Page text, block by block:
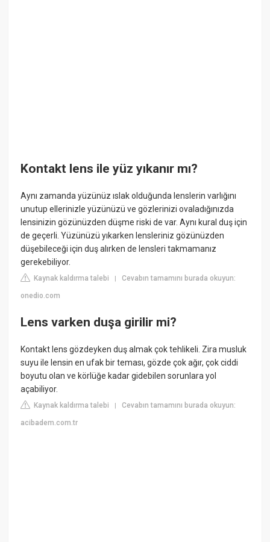
Kontakt lens ile yüz yıkanır mı?
Aynı zamanda yüzünüz ıslak olduğunda lenslerin varlığını
unutup ellerinizle yüzünüzü ve gözlerinizi ovaladığınızda
lensinizin gözünüzden düşme riski de var. Aynı kural duş için
de geçerli. Yüzünüzü yıkarken lensleriniz gözünüzden
düşebileceği için duş alırken de lensleri takmamanız
gerekebiliyor.
Kaynak kaldırma talebi |Cevabın tamamını burada okuyun:
onedio.com
Lens varken duşa girilir mi?
Kontakt lens gözdeyken duş almak çok tehlikeli. Zira musluk
suyu ile lensin en ufak bir teması, gözde çok ağır, çok ciddi
boyutu olan ve körlüğe kadar gidebilen sorunlara yol
açabiliyor.
Kaynak kaldırma talebi |Cevabın tamamını burada okuyun:
acibadem.com.tr